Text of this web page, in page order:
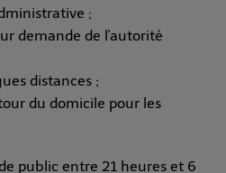
;
demande de l'autorité
distances ;
du domicile pour les
public entre 21 heures et 6
Art of Mixing Series